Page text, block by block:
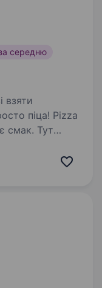
середню
взяти
смак. Тут